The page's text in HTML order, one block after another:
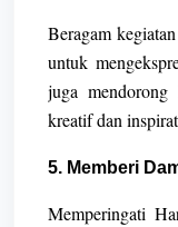
Beragam
untuk
juga mendorong
kreatif dan
5. Memberi
Memperingati